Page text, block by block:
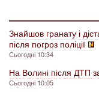
Знайшов гранату і
після погроз поліції
Сьогодні 10:34
На Волині після ДТП
Сьогодні 10:05